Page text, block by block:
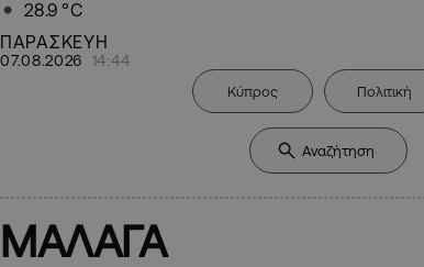
28.9 °C
ΠΑΡΑΣΚΕΥΗ
07.08.2026 14:44
Κύπρος Πολιτική
ΜΑΛΑΓΑ